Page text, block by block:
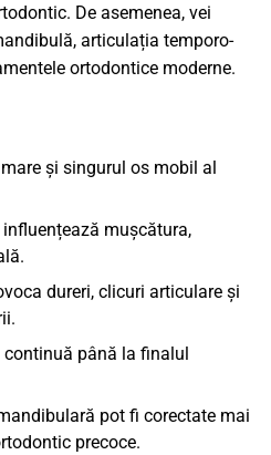
De asemenea, vei
articulația temporo-
ortodontice moderne.
și singurul os mobil al
mușcătura,
dureri, clicuri articulare și
până la finalul
pot fi corectate mai
precoce.